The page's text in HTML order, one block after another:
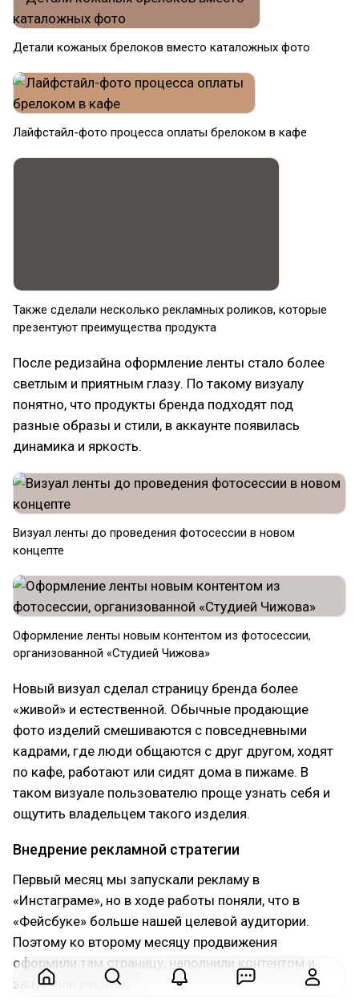
Детали кожаных брелоков вместо каталожных фото
Лайфстайл-фото процесса оплаты брелоком в кафе
Также сделали несколько рекламных роликов, которые
презентуют преимущества продукта
После редизайна оформление ленты стало более
светлым и приятным глазу. По такому визуалу
понятно, что продукты бренда подходят под
разные образы и стили, в аккаунте появилась
динамика и яркость.
Визуал ленты до проведения фотосессии в новом
концепте
Оформление ленты новым контентом из фотосессии,
организованной «Студией Чижова»
Новый визуал сделал страницу бренда более
«живой» и естественной. Обычные продающие
фото изделий смешиваются с повседневными
кадрами, где люди общаются с друг другом, ходят
по кафе, работают или сидят дома в пижаме. В
таком визуале пользователю проще узнать себя и
ощутить владельцем такого изделия.
Внедрение рекламной стратегии
Первый месяц мы запускали рекламу в
«Инстаграме», но в ходе работы поняли, что в
«Фейсбуке» больше нашей целевой аудитории.
Поэтому ко второму месяцу продвижения
оформили там страницу, наполнили контентом и
запустили рекламу.